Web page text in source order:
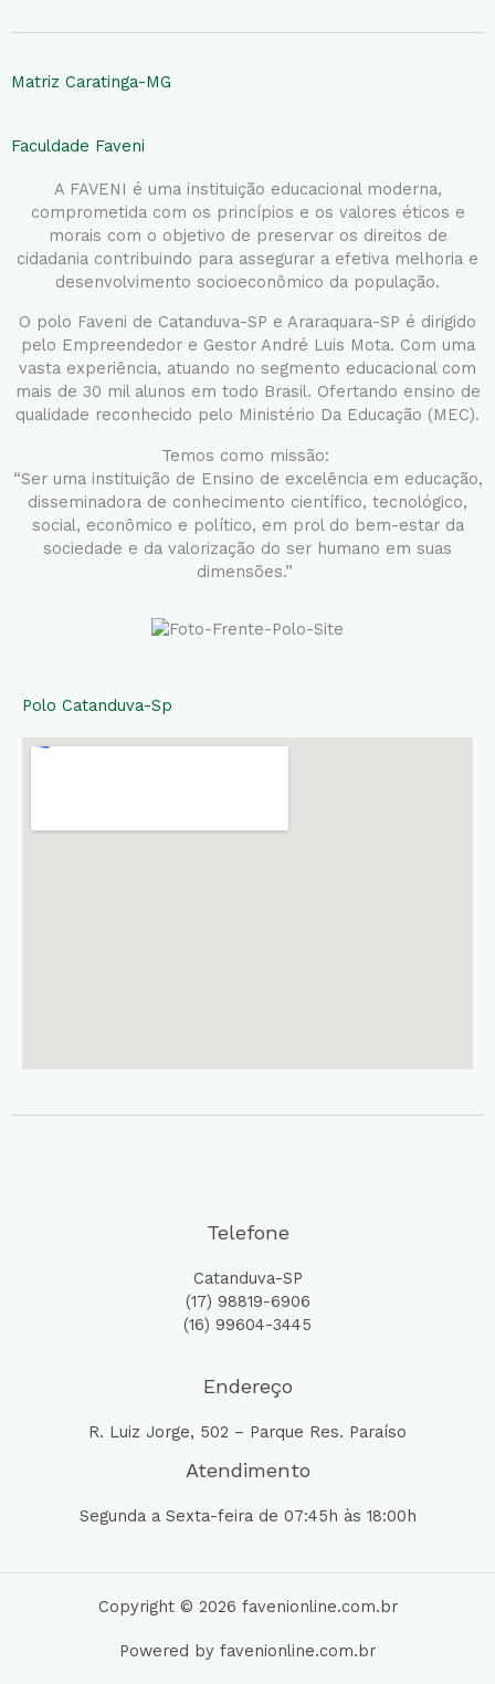
Matriz Caratinga-MG
Faculdade Faveni
A FAVENI é uma instituição educacional moderna,
comprometida com os princípios e os valores éticos e
morais com o objetivo de preservar os direitos de
cidadania contribuindo para assegurar a efetiva melhoria e
desenvolvimento socioeconômico da população.
O polo Faveni de Catanduva-SP e Araraquara-SP é dirigido
pelo Empreendedor e Gestor André Luis Mota. Com uma
vasta experiência, atuando no segmento educacional com
mais de 30 mil alunos em todo Brasil. Ofertando ensino de
qualidade reconhecido pelo Ministério Da Educação (MEC).
Temos como missão:
“Ser uma instituição de Ensino de excelência em educação,
disseminadora de conhecimento científico, tecnológico,
social, econômico e político, em prol do bem-estar da
sociedade e da valorização do ser humano em suas
dimensões.”
Polo Catanduva-Sp
Telefone
Catanduva-SP
(17) 98819-6906
(16) 99604-3445
Endereço
R. Luiz Jorge, 502 – Parque Res. Paraíso
Atendimento
Segunda a Sexta-feira de 07:45h às 18:00h
Copyright © 2026 favenionline.com.br
Powered by favenionline.com.br